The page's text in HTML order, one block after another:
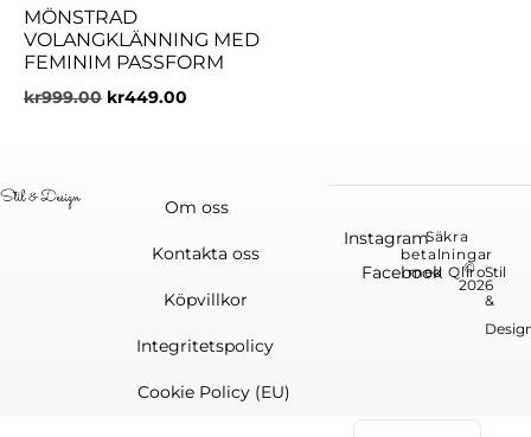
MÖNSTRAD
VOLANGKLÄNNING MED
FEMINIM PASSFORM
kr999.00 kr449.00
Om oss
Kontakta oss
Köpvillkor
Integritetspolicy
Cookie Policy (EU)
©
2026
Stil
&
Instagram
Facebook
Säkra
betalningar
med Qliro